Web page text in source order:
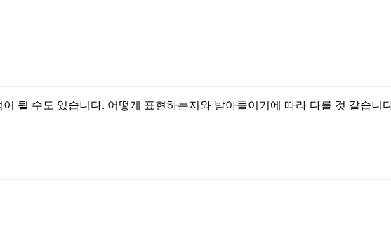
될 수도 있습니다. 어떻게 표현하는지와 받아들이기에 따라 다를 것 같습니